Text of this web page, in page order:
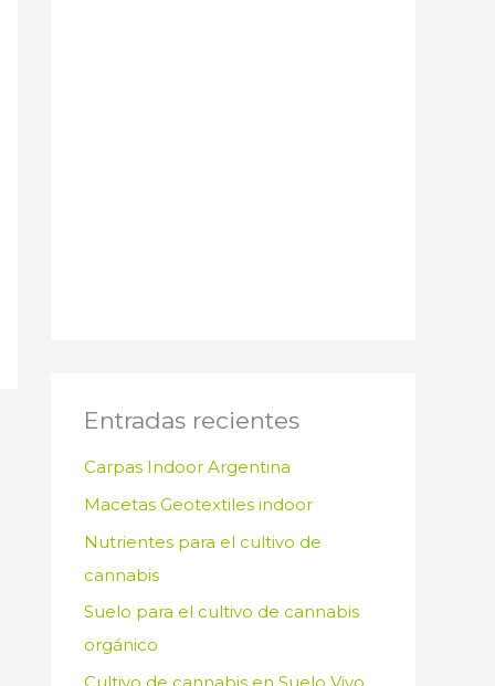
Entradas recientes
Carpas Indoor Argentina
Macetas Geotextiles indoor
Nutrientes para el cultivo de
cannabis
Suelo para el cultivo de cannabis
orgánico